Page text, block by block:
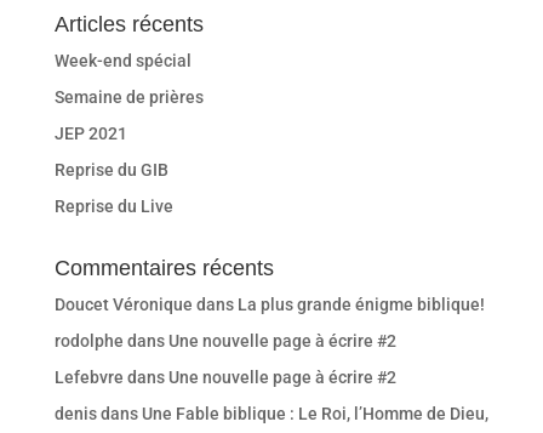
Articles récents
Week-end spécial
Semaine de prières
JEP 2021
Reprise du GIB
Reprise du Live
Commentaires récents
Doucet Véronique dans La plus grande énigme biblique!
rodolphe dans Une nouvelle page à écrire #2
Lefebvre dans Une nouvelle page à écrire #2
denisdans Une Fable biblique : Le Roi, l’Homme de Dieu,